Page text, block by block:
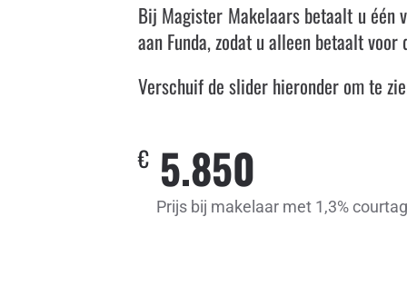
Bij Magister Makelaars betaalt u één
aan Funda, zodat u alleen betaalt
Verschuif de slider hieronder om te
€ 5.850
Prijs bij makelaar met 1,3%